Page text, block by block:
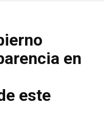
en
este